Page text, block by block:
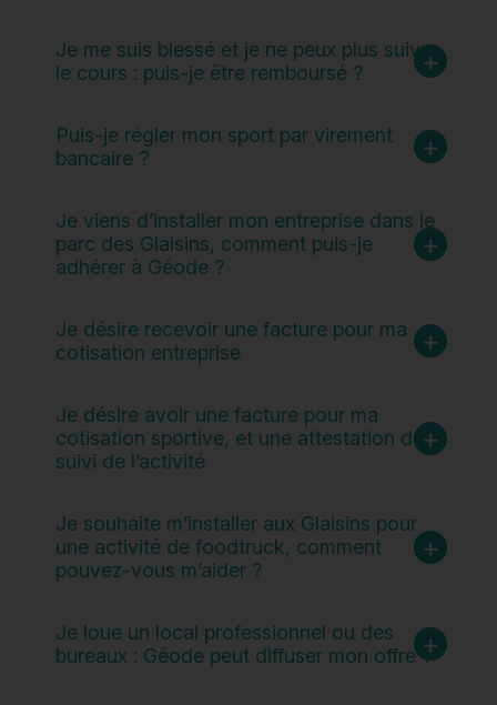
Je me suis blessé et je ne peux plus suivre
le cours : puis-je être remboursé ?
Puis-je régler mon sport par virement
bancaire ?
Je viens d’installer mon entreprise dans le
parc des Glaisins, comment puis-je
adhérer à Géode ?
Je désire recevoir une facture pour ma
cotisation entreprise
Je désire avoir une facture pour ma
cotisation sportive, et une attestation de
suivi de l’activité
Je souhaite m’installer aux Glaisins pour
une activité de foodtruck, comment
pouvez-vous m’aider ?
Je loue un local professionnel ou des
bureaux : Géode peut diffuser mon offre ?